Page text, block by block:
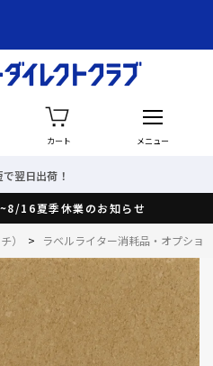
カート メニュー
翌日出荷！
16夏季休業のお知らせ
） > ラベルライター消耗品・オプショ